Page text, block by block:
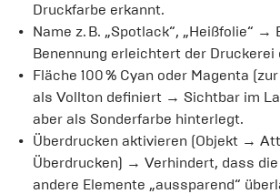
Druckfarbe erkannt.
Name z. B. „Spotlack“, „Heißfolie“ →
Benennung erleichtert der Druckerei
Fläche 100 % Cyan oder Magenta
als Vollton definiert → Sichtbar im
aber als Sonderfarbe hinterlegt.
Überdrucken aktivieren (Objekt →
Überdrucken) → Verhindert, dass
andere Elemente „aussparend“